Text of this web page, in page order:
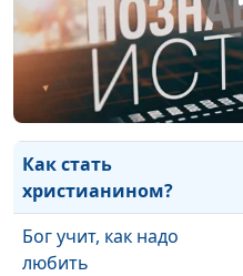
Молитва как общение
с Богом
Без любви все - ничто
Как стать
христианином?
Бог учит, как надо
любить